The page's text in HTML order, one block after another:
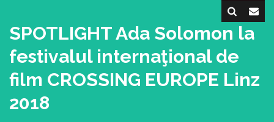
SPOTLIGHT Ada Solomon la
festivalul internaţional de
film CROSSING EUROPE Linz
2018